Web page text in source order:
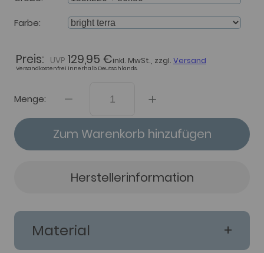
Farbe
Preis: 129,95 €inkl. MwSt., zzgl. Versand
Versandkostenfrei innerhalb Deutschlands.
Menge:
Zum Warenkorb hinzufügen
Herstellerinformation
Material